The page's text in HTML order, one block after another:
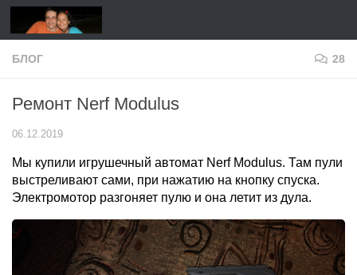
Перейти к содержимому
БЛОГ 28
Ремонт Nerf Modulus
06.12.2019
Мы купили игрушечный автомат Nerf Modulus. Там пули
выстреливают сами, при нажатию на кнопку спуска.
Электромотор разгоняет пулю и она летит из дула.